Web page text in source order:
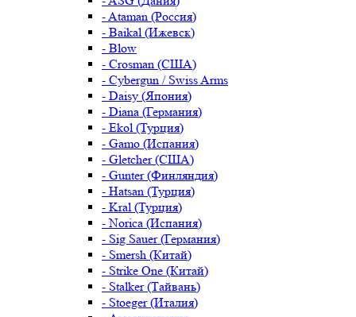
- Ataman (Россия)
- Baikal (Ижевск)
- Blow
- Crosman (США)
- Cybergun / Swiss Arms
- Daisy (Япония)
- Diana (Германия)
- Ekol (Турция)
- Gamo (Испания)
- Gletcher (США)
- Gunter (Финляндия)
- Hatsan (Турция)
- Kral (Турция)
- Norica (Испания)
- Sig Sauer (Германия)
- Smersh (Китай)
- Strike One (Китай)
- Stalker (Тайвань)
- Stoeger (Италия)